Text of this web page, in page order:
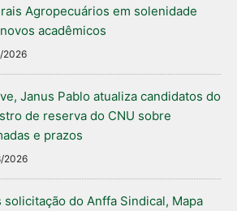
Agropecuários em solenidade
acadêmicos
2026
Janus Pablo atualiza candidatos do
de reserva do CNU sobre
e prazos
2026
solicitação do Anffa Sindical, Mapa